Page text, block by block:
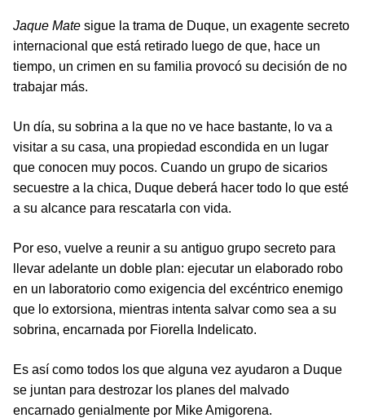
Jaque Mate sigue la trama de Duque, un exagente secreto
internacional que está retirado luego de que, hace un
tiempo, un crimen en su familia provocó su decisión de no
trabajar más.
Un día, su sobrina a la que no ve hace bastante, lo va a
visitar a su casa, una propiedad escondida en un lugar
que conocen muy pocos. Cuando un grupo de sicarios
secuestre a la chica, Duque deberá hacer todo lo que esté
a su alcance para rescatarla con vida.
Por eso, vuelve a reunir a su antiguo grupo secreto para
llevar adelante un doble plan: ejecutar un elaborado robo
en un laboratorio como exigencia del excéntrico enemigo
que lo extorsiona, mientras intenta salvar como sea a su
sobrina, encarnada por Fiorella Indelicato.
Es así como todos los que alguna vez ayudaron a Duque
se juntan para destrozar los planes del malvado
encarnado genialmente por Mike Amigorena.